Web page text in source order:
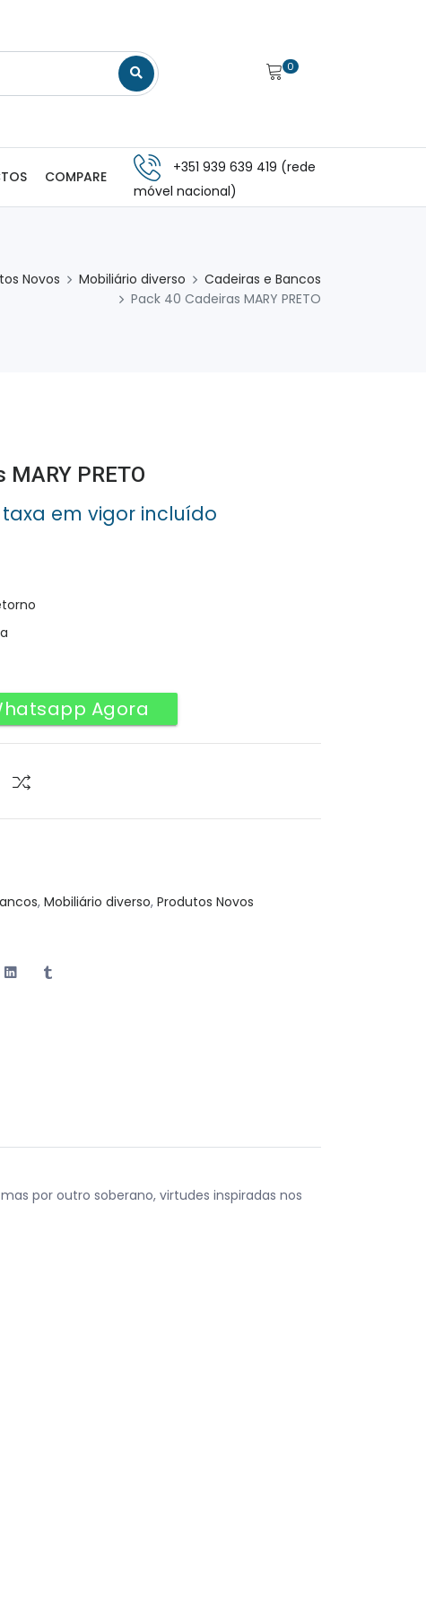
0
COMPARE
+351 939 639 419 (rede
móvel nacional)
Novos Mobiliário diverso
Cadeiras e Bancos
Pack 40 Cadeiras MARY PRETO
MARY PRETO
taxa em vigor incluído
Agora
, Mobiliário diverso, Produtos Novos
por outro soberano, virtudes inspiradas nos